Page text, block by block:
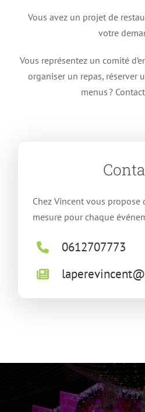
Vous avez un projet de
votre
Vous représentez un comité
organiser un repas, réserver
menus ?
Chez Vincent vous propose
mesure pour chaque
0612707773